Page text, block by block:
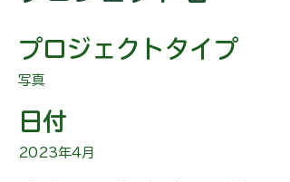
プロジェクトタイプ
写真
日付
2023年4月